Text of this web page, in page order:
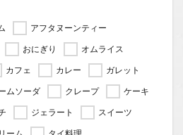
アフタヌーンティー
おにぎり
オムライス
カフェ カレー
ガレット
ムソーダ クレープ
ケーキ
ジェラート
スイーツ